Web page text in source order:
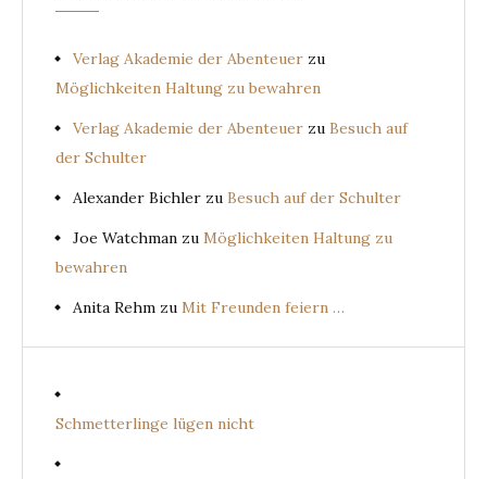
Verlag Akademie der Abenteuer zu
Möglichkeiten Haltung zu bewahren
Verlag Akademie der Abenteuer zu Besuch auf
der Schulter
Alexander Bichler zu Besuch auf der Schulter
Joe Watchman zu Möglichkeiten Haltung zu
bewahren
Anita Rehm zu Mit Freunden feiern …
Schmetterlinge lügen nicht